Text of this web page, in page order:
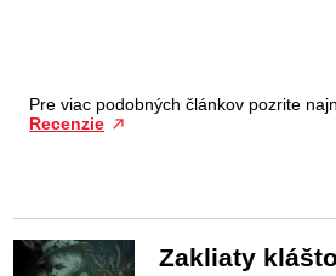
Pre viac podobných článkov pozrite
Recenzie
Zakliaty